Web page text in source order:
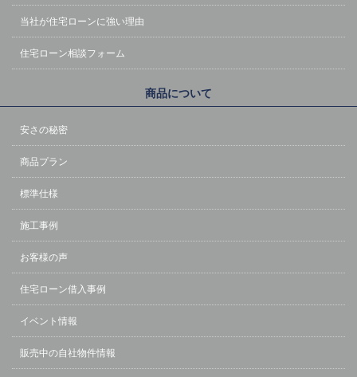
当社が住宅ローンに強い理由
住宅ローン相談フォーム
商品について
安さの秘密
商品プラン
標準仕様
施工事例
お客様の声
住宅ローン借入事例
イベント情報
販売中の自社物件情報